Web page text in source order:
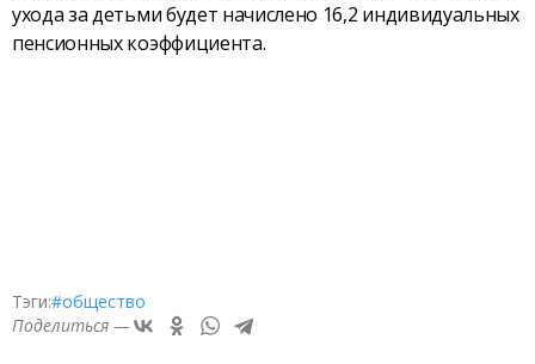
ухода за детьми будет начислено 16,2 индивидуальных
пенсионных коэффициента.
Тэги:#общество
Поделиться —